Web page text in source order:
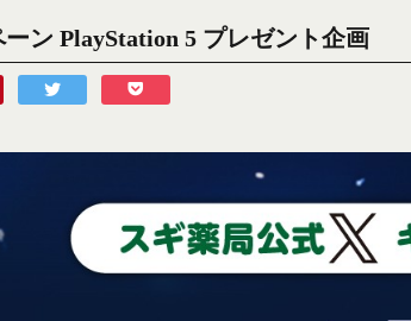
ン PlayStation 5 プレゼント企画